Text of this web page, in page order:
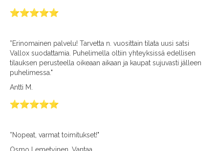
”Erinomainen palvelu! Tarvetta n. vuosittain tilata uusi satsi
Vallox suodattamia. Puhelimella oltiin yhteyksissä edellisen
tilauksen perusteella oikeaan aikaan ja kaupat sujuvasti jälleen
puhelimessa."
Antti M.
”Nopeat, varmat toimitukset!"
Osmo Lemetyinen, Vantaa